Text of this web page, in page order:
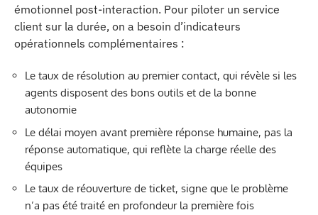
émotionnel post-interaction. Pour piloter un service
client sur la durée, on a besoin d’indicateurs
opérationnels complémentaires :
Le taux de résolution au premier contact, qui révèle si les
agents disposent des bons outils et de la bonne
autonomie
Le délai moyen avant première réponse humaine, pas la
réponse automatique, qui reflète la charge réelle des
équipes
Le taux de réouverture de ticket, signe que le problème
n’a pas été traité en profondeur la première fois